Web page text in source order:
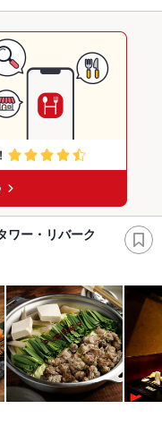
ー・リバーク